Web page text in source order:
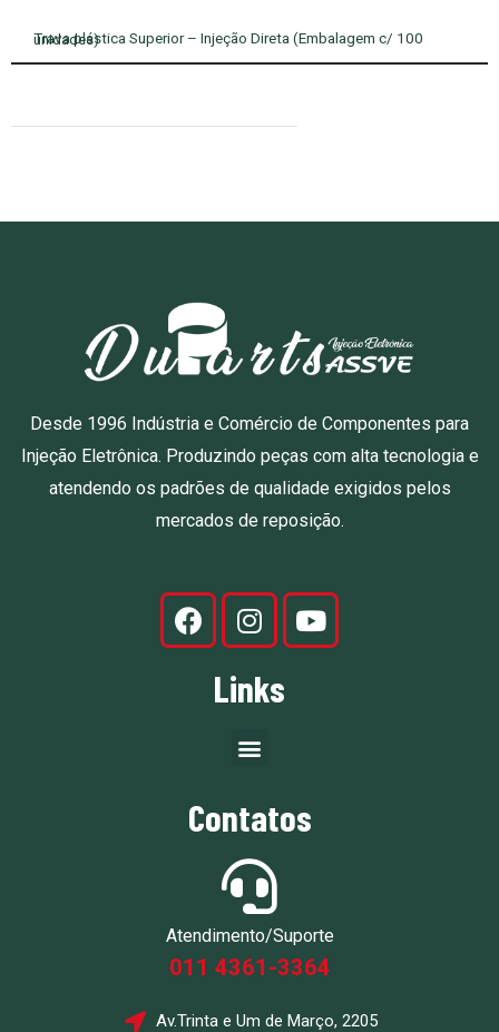
Trava plástica Superior – Injeção Direta (Embalagem c/ 100 unidades)
Desde 1996 Indústria e Comércio de Componentes para
Injeção Eletrônica. Produzindo peças com alta tecnologia e
atendendo os padrões de qualidade exigidos pelos
mercados de reposição.
Links
Contatos
Atendimento/Suporte
011 4361-3364
Av.Trinta e Um de Março, 2205